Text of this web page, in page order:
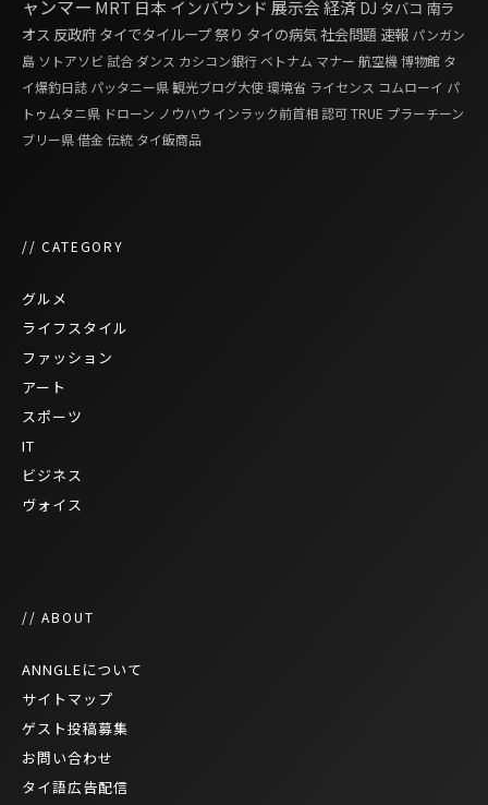
ャンマー MRT 日本 インバウンド 展示会経済 DJ タバコ 南ラ
オス 反政府 タイでタイループ祭り タイの病気社会問題 速報 パンガン
島 ソトアソビ 試合 ダンス カシコン銀行 ベトナム マナー 航空機博物館 タ
イ爆釣日誌 パッタニー県観光ブログ大使環境省 ライセンス コムローイ パ
トゥムタニ県 ドローン ノウハウ インラック前首相認可TRUE プラーチーン
ブリー県借金 伝統 タイ飯商品
// CATEGORY
グルメ
ライフスタイル
ファッション
アート
スポーツ
IT
ビジネス
ヴォイス
// ABOUT
ANNGLEについて
サイトマップ
ゲスト投稿募集
お問い合わせ
タイ語広告配信